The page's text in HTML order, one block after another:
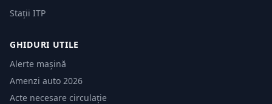
Stații ITP
GHIDURI UTILE
Alerte mașină
Amenzi auto 2026
Acte necesare circulație